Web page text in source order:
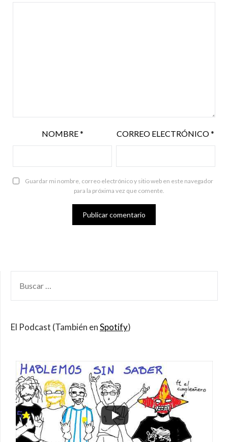
NOMBRE* CORREO ELECTRÓNICO*
Guardar mi nombre, correo electrónico y sitio web en este navegador
para la próxima vez que comente.
POR:
El Podcast (También enSpotify)